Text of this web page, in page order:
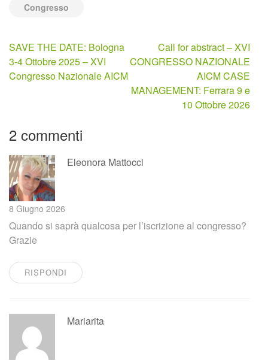
Congresso
Navigazione
articoli
SAVE THE DATE: Bologna
3-4 Ottobre 2025 – XVI
Congresso Nazionale AICM
Call for abstract – XVI
CONGRESSO NAZIONALE
AICM CASE
MANAGEMENT: Ferrara 9 e
10 Ottobre 2026
2 commenti
Eleonora Mattocci
8 Giugno 2026
Quando si saprà qualcosa per l’iscrizione al congresso?
Grazie
RISPONDI
Mariarita